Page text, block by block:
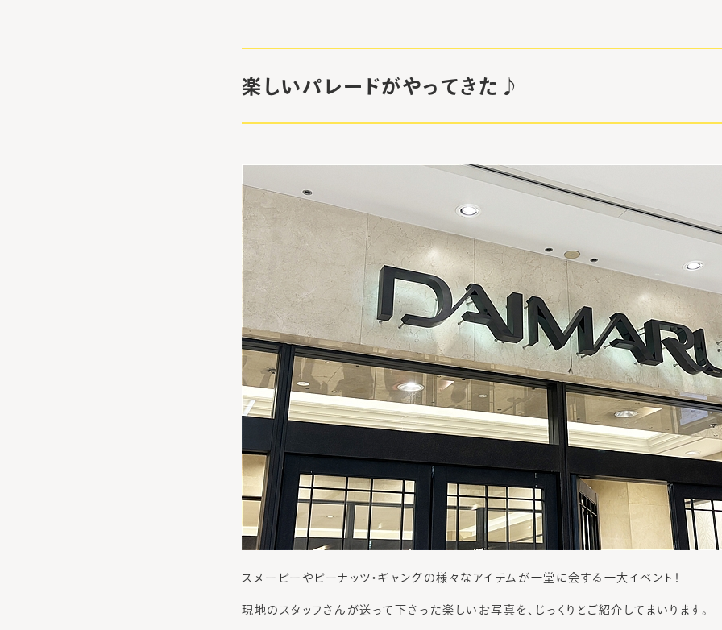
楽しいパレードがやってきた♪
スヌーピーやピーナッツ・ギャングの様々なアイテムが一堂に会する一大イベント！
現地のスタッフさんが送って下さった楽しいお写真を、じっくりとご紹介してまいります。